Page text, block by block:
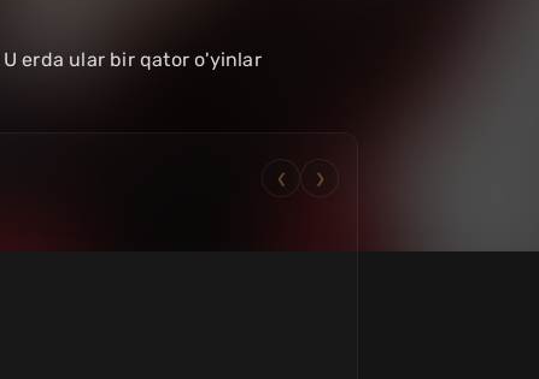
erda ular bir qator o'yinlar
❮ ❯